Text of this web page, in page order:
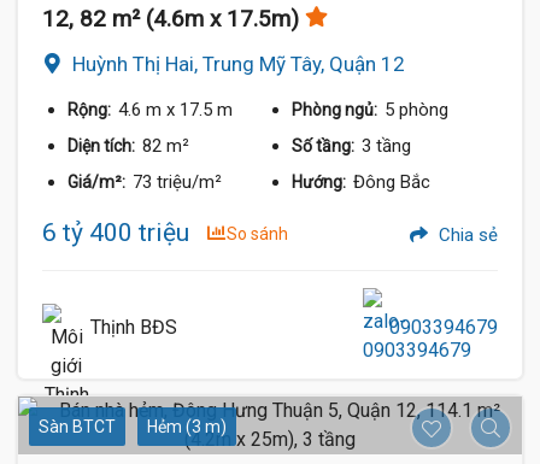
12, 82 m² (4.6m x 17.5m)
Huỳnh Thị Hai, Trung Mỹ Tây, Quận 12
Rộng: 4.6 m x 17.5 m Phòng ngủ: 5 phòng
Diện tích: 82 m² Số tầng: 3 tầng
Giá/m²: 73 triệu/m² Hướng: Đông Bắc
6 tỷ 400 triệu So sánh Chia sẻ
Thịnh BĐS 0903394679
Sàn BTCT Hẻm (3 m)